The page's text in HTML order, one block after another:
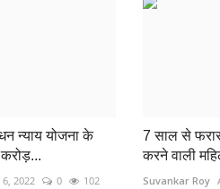
न्याय योजना के
करोड़...
2022 0 102
7 साल से
करने वाली
Suvankar Roy